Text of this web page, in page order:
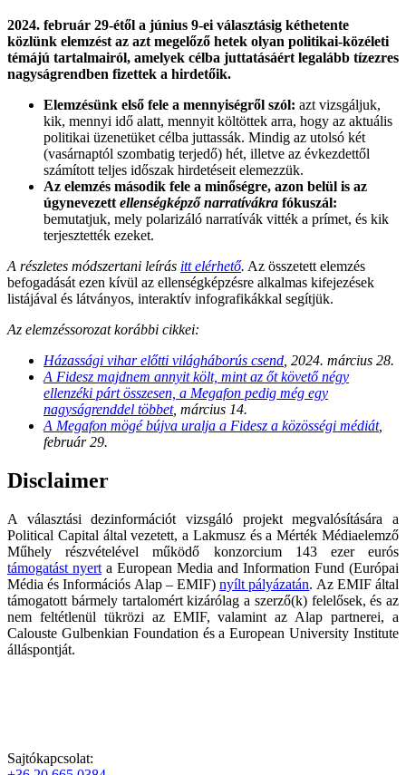
2024. február 29-étől a június 9-ei választásig kéthetente
közlünk elemzést az azt megelőző hetek olyan politikai-közéleti
témájú tartalmairól, amelyek célba juttatásáért legalább tízezres
nagyságrendben fizettek a hirdetőik.
Elemzésünk első fele a mennyiségről szól: azt vizsgáljuk,
kik, mennyi idő alatt, mennyit költöttek arra, hogy az aktuális
politikai üzenetüket célba juttassák. Mindig az utolsó két
(vasárnaptól szombatig terjedő) hét, illetve az évkezdettől
számított teljes időszak hirdetéseit elemezzük.
Az elemzés második fele a minőségre, azon belül is az
úgynevezett ellenségképző narratívákra fókuszál:
bemutatjuk, mely polarizáló narratívák vitték a prímet, és kik
terjesztették ezeket.
A részletes módszertani leírás itt elérhető. Az összetett elemzés
befogadását ezen kívül az ellenségképzésre alkalmas kifejezések
listájával és látványos, interaktív infografikákkal segítjük.
Az elemzéssorozat korábbi cikkei:
Házassági vihar előtti világháborús csend , 2024. március 28.
A Fidesz majdnem annyit költ, mint az őt követő négy
ellenzéki párt összesen, a Megafon pedig még egy
nagyságrenddel többet, március 14.
A Megafon mögé bújva uralja a Fidesz a közösségi médiát,
február 29.
Disclaimer
A választási dezinformációt vizsgáló projekt megvalósítására a
Political Capital által vezetett, a Lakmusz és a Mérték Médiaelemző
Műhely részvételével működő konzorcium 143 ezer eurós
támogatást nyert a European Media and Information Fund (Európai
Média és Információs Alap – EMIF)nyílt pályázatán. Az EMIF által
támogatott bármely tartalomért kizárólag a szerző(k) felelősek, és az
nem feltétlenül tükrözi az EMIF, valamint az Alap partnerei, a
Calouste Gulbenkian Foundation és a European University Institute
álláspontját.
Sajtókapcsolat: